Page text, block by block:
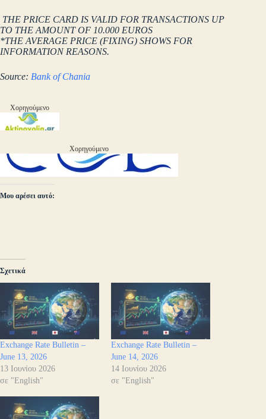
THE PRICE CARD IS VALID FOR TRANSACTIONS UP
TO THE AMOUNT OF 10.000 EUROS
*THE AVERAGE PRICE (FIXING) SHOWS FOR
INFORMATION REASONS.
Source: Bank of Chania
Χορηγούμενο
Χορηγούμενο
Μου αρέσει αυτό:
Σχετικά
Exchange Rate Bulletin –
June 13, 2026
13 Ιουνίου 2026
σε "English"
Exchange Rate Bulletin –
June 14, 2026
14 Ιουνίου 2026
σε "English"